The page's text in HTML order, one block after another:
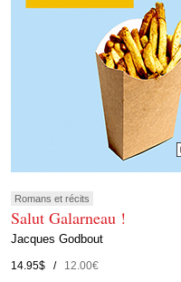
Romans et récits
Salut Galarneau !
Jacques Godbout
14.95$ /12.00€